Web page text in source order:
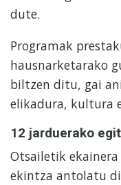
dute.
Programak
hausnarketarako
biltzen ditu, gai
elikadura, kultura
12 jarduerako
Otsailetik
ekintza antolatu